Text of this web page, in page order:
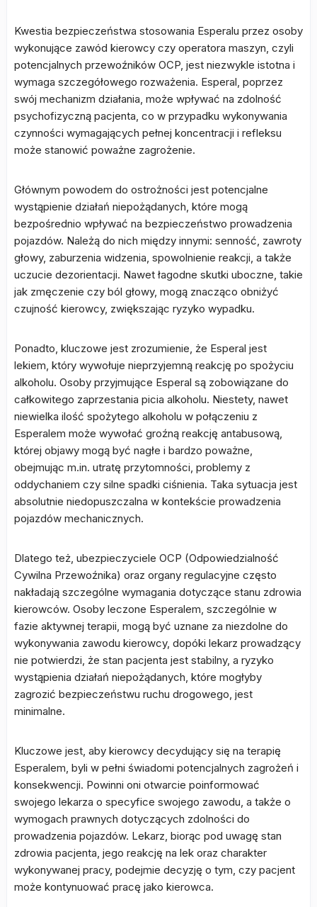
Kwestia bezpieczeństwa stosowania Esperalu przez osoby
wykonujące zawód kierowcy czy operatora maszyn, czyli
potencjalnych przewoźników OCP, jest niezwykle istotna i
wymaga szczegółowego rozważenia. Esperal, poprzez
swój mechanizm działania, może wpływać na zdolność
psychofizyczną pacjenta, co w przypadku wykonywania
czynności wymagających pełnej koncentracji i refleksu
może stanowić poważne zagrożenie.
Głównym powodem do ostrożności jest potencjalne
wystąpienie działań niepożądanych, które mogą
bezpośrednio wpływać na bezpieczeństwo prowadzenia
pojazdów. Należą do nich między innymi: senność, zawroty
głowy, zaburzenia widzenia, spowolnienie reakcji, a także
uczucie dezorientacji. Nawet łagodne skutki uboczne, takie
jak zmęczenie czy ból głowy, mogą znacząco obniżyć
czujność kierowcy, zwiększając ryzyko wypadku.
Ponadto, kluczowe jest zrozumienie, że Esperal jest
lekiem, który wywołuje nieprzyjemną reakcję po spożyciu
alkoholu. Osoby przyjmujące Esperal są zobowiązane do
całkowitego zaprzestania picia alkoholu. Niestety, nawet
niewielka ilość spożytego alkoholu w połączeniu z
Esperalem może wywołać groźną reakcję antabusową,
której objawy mogą być nagłe i bardzo poważne,
obejmując m.in. utratę przytomności, problemy z
oddychaniem czy silne spadki ciśnienia. Taka sytuacja jest
absolutnie niedopuszczalna w kontekście prowadzenia
pojazdów mechanicznych.
Dlatego też, ubezpieczyciele OCP (Odpowiedzialność
Cywilna Przewoźnika) oraz organy regulacyjne często
nakładają szczególne wymagania dotyczące stanu zdrowia
kierowców. Osoby leczone Esperalem, szczególnie w
fazie aktywnej terapii, mogą być uznane za niezdolne do
wykonywania zawodu kierowcy, dopóki lekarz prowadzący
nie potwierdzi, że stan pacjenta jest stabilny, a ryzyko
wystąpienia działań niepożądanych, które mogłyby
zagrozić bezpieczeństwu ruchu drogowego, jest
minimalne.
Kluczowe jest, aby kierowcy decydujący się na terapię
Esperalem, byli w pełni świadomi potencjalnych zagrożeń i
konsekwencji. Powinni oni otwarcie poinformować
swojego lekarza o specyfice swojego zawodu, a także o
wymogach prawnych dotyczących zdolności do
prowadzenia pojazdów. Lekarz, biorąc pod uwagę stan
zdrowia pacjenta, jego reakcję na lek oraz charakter
wykonywanej pracy, podejmie decyzję o tym, czy pacjent
może kontynuować pracę jako kierowca.